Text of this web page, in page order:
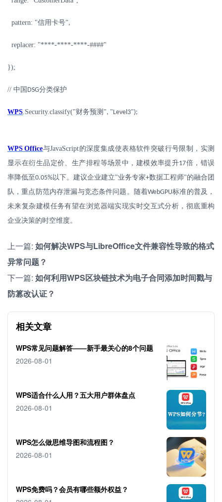
pattern: "信用卡号",
replacer: "****-****-****-####"
});
// 中国 DSG分类保护
WPS.Security.classify("财务预测 ", "Level3");
WPS Office与JavaScript的深度集成使表格软件突破行号限制，实测
显示在衍生品定价、生产排程等场景中，建模效率提升17倍，错误
率降低至0.05%以下。建议企业建立"业务专家+数据工程师"的融合团
队，重点防范内存泄漏与竞态条件问题。随着WebGPU标准的普及，
未来复杂建模任务有望在浏览器端实现实时交互式分析，彻底重构
企业决策的时空维度。
上一篇: 如何解决WPS与LibreOffice文件兼容性导致的格式
异常问题？
下一篇: 如何利用WPS区块链技术为电子合同添加时间戳与
防篡改认证？
相关文章
WPS常见问题解答——新手最关心的8个问题
2026-08-01
WPS适合什么人用？五大用户群体盘点
2026-08-01
WPS怎么做思维导图和流程图？
2026-08-01
WPS免费吗？会员有哪些额外权益？